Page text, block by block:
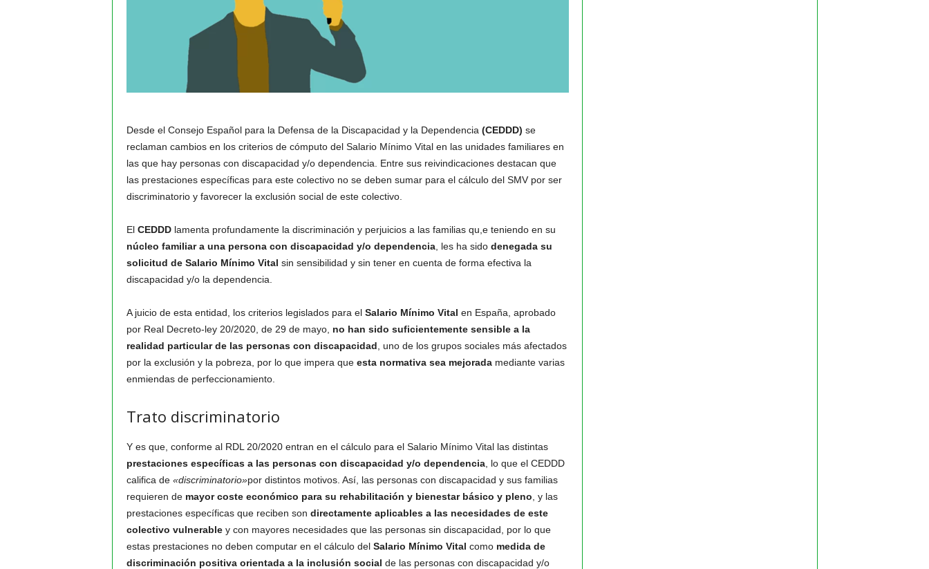
Desde el Consejo Español para la Defensa de la Discapacidad y la Dependencia (CEDDD) se
reclaman cambios en los criterios de cómputo del Salario Mínimo Vital en las unidades familiares en
las que hay personas con discapacidad y/o dependencia. Entre sus reivindicaciones destacan que
las prestaciones específicas para este colectivo no se deben sumar para el cálculo del SMV por ser
discriminatorio y favorecer la exclusión social de este colectivo.
El CEDDD lamenta profundamente la discriminación y perjuicios a las familias qu,e teniendo en su
núcleo familiar a una persona con discapacidad y/o dependencia, les ha sido denegada su
solicitud de Salario Mínimo Vital sin sensibilidad y sin tener en cuenta de forma efectiva la
discapacidad y/o la dependencia.
A juicio de esta entidad, los criterios legislados para el Salario Mínimo Vital en España, aprobado
por Real Decreto-ley 20/2020, de 29 de mayo, no han sido suficientemente sensible a la
realidad particular de las personas con discapacidad , uno de los grupos sociales más afectados
por la exclusión y la pobreza, por lo que impera que esta normativa sea mejoradamediante varias
enmiendas de perfeccionamiento.
Trato discriminatorio
Y es que, conforme al RDL 20/2020 entran en el cálculo para el Salario Mínimo Vital las distintas
prestaciones específicas a las personas con discapacidad y/o dependencia, lo que el CEDDD
califica de «discriminatorio»por distintos motivos. Así, las personas con discapacidad y sus familias
requieren de mayor coste económico para su rehabilitación y bienestar básico y pleno , y las
prestaciones específicas que reciben son directamente aplicables a las necesidades de este
colectivo vulnerabley con mayores necesidades que las personas sin discapacidad, por lo que
estas prestaciones no deben computar en el cálculo del Salario Mínimo Vital como medida de
discriminación positiva orientada a la inclusión social de las personas con discapacidad y/o